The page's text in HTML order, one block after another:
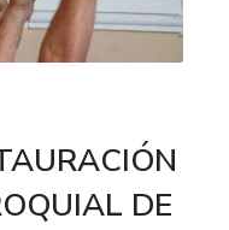
DE